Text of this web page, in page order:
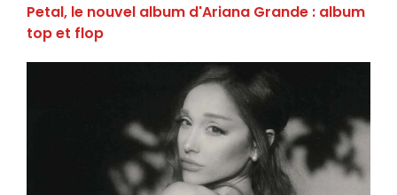
Petal, le nouvel album d'Ariana Grande : album
top et flop